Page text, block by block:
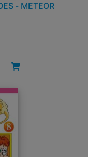
- METEOR